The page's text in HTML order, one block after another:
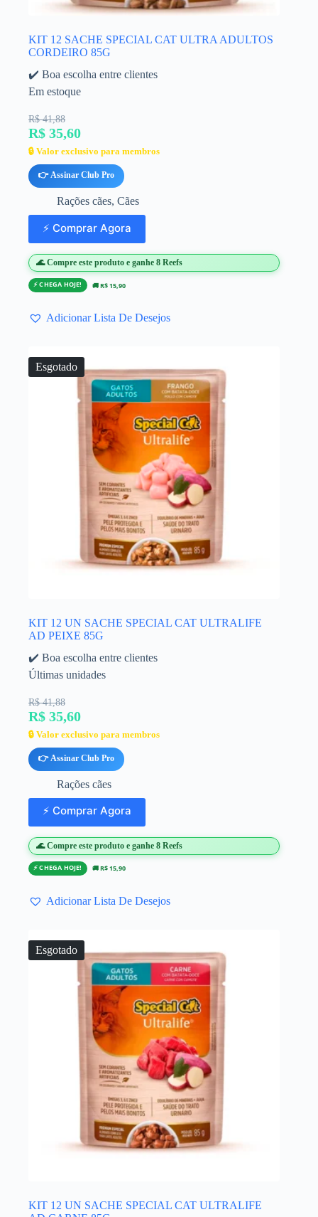
KIT 12 SACHE SPECIAL CAT ULTRA ADULTOS
CORDEIRO 85G
✔️ Boa escolha entre clientes
Em estoque
R$ 41,88
R$ 35,60
🔒 Valor exclusivo para membros
👉 Assinar Club Pro
Rações cães, Cães
⚡ Comprar Agora
🌊 Compre este produto e ganhe 8 Reefs
⚡ CHEGA HOJE! 🚚 R$ 15,90
Adicionar Lista De Desejos
Esgotado
KIT 12 UN SACHE SPECIAL CAT ULTRALIFE
AD PEIXE 85G
✔️ Boa escolha entre clientes
Últimas unidades
R$ 41,88
R$ 35,60
🔒 Valor exclusivo para membros
👉 Assinar Club Pro
Rações cães
⚡ Comprar Agora
🌊 Compre este produto e ganhe 8 Reefs
⚡ CHEGA HOJE! 🚚 R$ 15,90
Adicionar Lista De Desejos
Esgotado
KIT 12 UN SACHE SPECIAL CAT ULTRALIFE